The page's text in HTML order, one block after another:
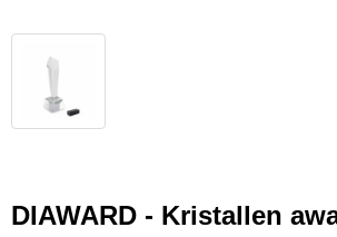
DIAWARD - Kristallen